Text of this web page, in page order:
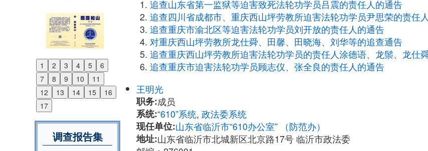
1 2 3 4 5
6
7
8 9 10
11
12
13 14 15
16
17
Previous
Next
调查报告集
追查山东省第一监狱等迫害致死法轮功学员吕震的责任人的通告
追查四川省成都市、重庆西山坪劳教所迫害法轮功学员尹思荣的责任
追查重庆市渝北区等迫害法轮功学员刘开放的责任人的通告
对重庆西山坪劳教所龙仕舜、田馨、田晓海、刘华等的追查通告
追查重庆西山坪劳教所迫害法轮功学员的责任人涂德语、龙鬃、龙仕
追查重庆市迫害法轮功学员顾志仪、张全良的责任人的通告
王明光
职务:成员
系统:“610”系统, 政法委系统
现任单位:山东省临沂市“610办公室” （防范办）
地址:山东省临沂市北城新区北京路17号 临沂市政法委